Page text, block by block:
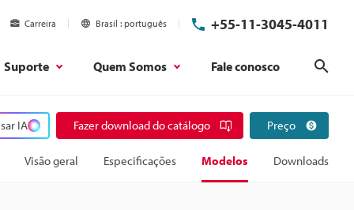
Carreira Brasil português +55-11-3045-4011
Suporte Quem Somos Fale conosco
IA Fazer download do catálogo Preço
Visão geral Especificações Modelos Downloads